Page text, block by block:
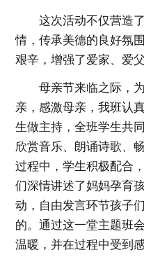
这次活动不仅营造了
情，传承美德的良好氛
艰辛，增强了爱家、爱
母亲节来临之际，为
亲，感激母亲，我班认
生做主持，全班学生共
欣赏音乐、朗诵诗歌、
过程中，学生积极配合
们深情讲述了妈妈孕育
动，自由发言环节孩子
的。通过这一堂主题班
温暖，并在过程中受到